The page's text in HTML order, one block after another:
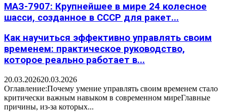
МАЗ-7907: Крупнейшее в мире 24 колесное
шасси, созданное в СССР для ракет...
Как научиться эффективно управлять своим
временем: практическое руководство,
которое реально работает в...
20.03.202620.03.2026
Оглавление:Почему умение управлять своим временем стало
критически важным навыком в современном миреГлавные
причины, из-за которых...